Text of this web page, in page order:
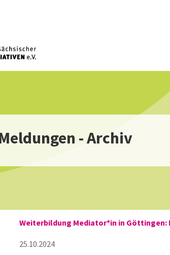
- Archiv
Weiterbildung Mediator*in in Göttingen:
25.10.2024